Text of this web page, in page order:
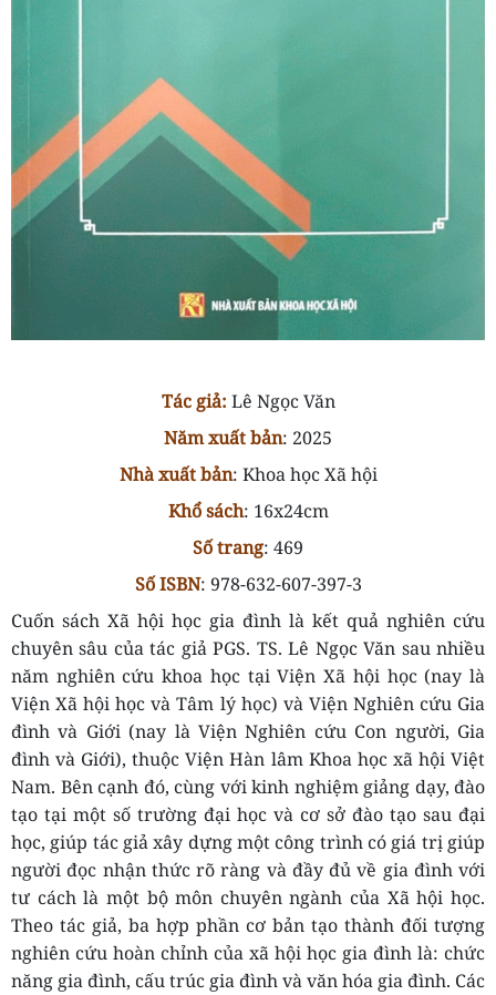
Tác giả: Lê Ngọc Văn
Nămxuất bản: 2025
Nhà xuất bản: Khoa học Xã hội
Khổ sách: 16x24cm
Số trang: 469
Số ISBN: 978-632-607-397-3
Cuốn sách Xã hội học gia đình là kết quả nghiên cứu
chuyên sâu của tác giả PGS. TS. Lê Ngọc Văn sau nhiều
năm nghiên cứu khoa học tại Viện Xã hội học (nay là
Viện Xã hội học và Tâm lý học) và Viện Nghiên cứu Gia
đình và Giới (nay là Viện Nghiên cứu Con người, Gia
đình và Giới), thuộc Viện Hàn lâm Khoa học xã hội Việt
Nam. Bên cạnh đó, cùng với kinh nghiệm giảng dạy, đào
tạo tại một số trường đại học và cơ sở đào tạo sau đại
học, giúp tác giả xây dựng một công trình có giá trị giúp
người đọc nhận thức rõ ràng và đầy đủ về gia đình với
tư cách là một bộ môn chuyên ngành của Xã hội học.
Theo tác giả, ba hợp phần cơ bản tạo thành đối tượng
nghiên cứu hoàn chỉnh của xã hội học gia đình là: chức
năng gia đình, cấu trúc gia đình và văn hóa gia đình. Các